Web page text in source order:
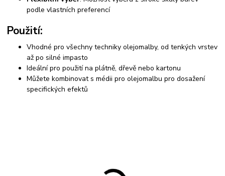
podle vlastních preferencí
Použití:
Vhodné pro všechny techniky olejomalby, od tenkých vrstev
až po silné impasto
Ideální pro použití na plátně, dřevě nebo kartonu
Můžete kombinovat s médii pro olejomalbu pro dosažení
specifických efektů